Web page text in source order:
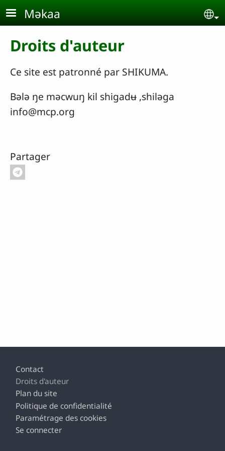
Aller au contenu principal
Məkaa
Droits d'auteur
Ce site est patronné par SHIKUMA.
Bələ ŋe məcwuŋ kil shigadʉ ,shiləga
info@mcp.org
Partager
Pied de page
Contact
Droits d'auteur
Plan du site
Politique de confidentialité
Paramétrage des cookies
Se connecter